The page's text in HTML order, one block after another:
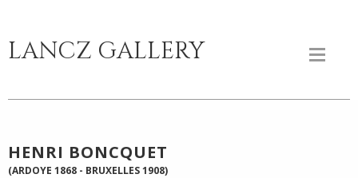
LANCZ GALLERY
HENRI BONCQUET
(ARDOYE 1868 - BRUXELLES 1908)